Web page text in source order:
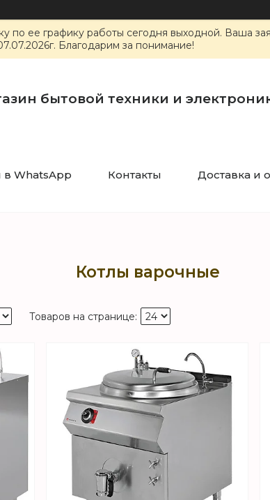
по ее графику работы сегодня выходной. Ваша
Благодарим за понимание!
бытовой техники и
в WhatsApp Контакты Доставка и
Котлы варочные